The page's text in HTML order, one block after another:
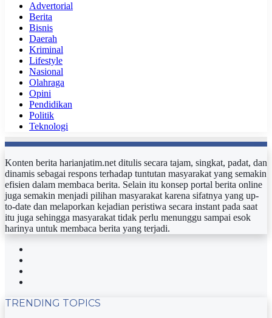
Advertorial
Berita
Bisnis
Daerah
Kriminal
Lifestyle
Nasional
Olahraga
Opini
Pendidikan
Politik
Teknologi
Konten berita harianjatim.net ditulis secara tajam, singkat, padat, dan
dinamis sebagai respons terhadap tuntutan masyarakat yang semakin
efisien dalam membaca berita. Selain itu konsep portal berita online
juga semakin menjadi pilihan masyarakat karena sifatnya yang up-
to-date dan melaporkan kejadian peristiwa secara instant pada saat
itu juga sehingga masyarakat tidak perlu menunggu sampai esok
harinya untuk membaca berita yang terjadi.
TRENDING TOPICS